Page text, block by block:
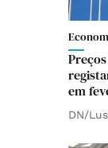
em
DN/